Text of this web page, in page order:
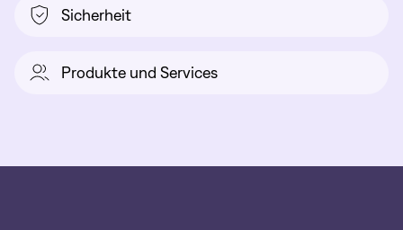
Sicherheit
Produkte und Services